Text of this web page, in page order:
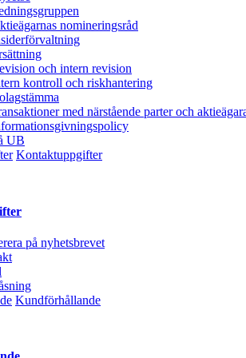
nomineringsråd
och intern revision
kontroll och riskhantering
med närstående parter och
UB
Kontaktuppgifter
på nyhetsbrevet
Kundförhållande